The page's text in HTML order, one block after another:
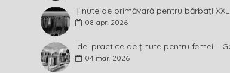
Ținute de primăvară pentru bărbați XXL
08 apr. 2026
04 mar. 2026